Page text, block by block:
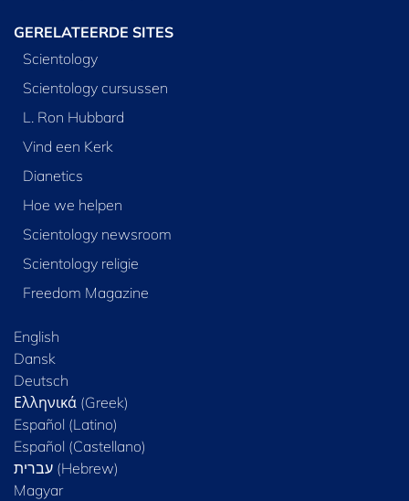
GERELATEERDE SITES
Scientology
Scientology cursussen
L. Ron Hubbard
Vind een Kerk
Dianetics
Hoe we helpen
Scientology newsroom
Scientology religie
Freedom Magazine
English
Dansk
Deutsch
Ελληνικά (Greek)
Español (Latino)
Español (Castellano)
Magyar